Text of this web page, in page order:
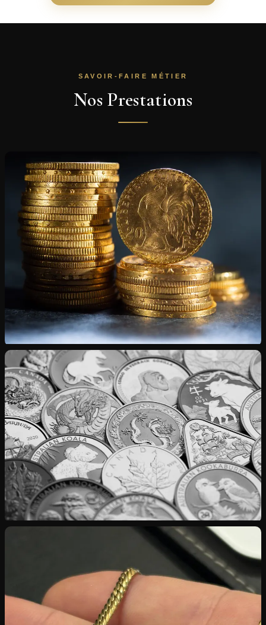
SAVOIR-FAIRE MÉTIER
Nos Prestations
Rachat d’Or
Bijoux, pièces, lingots — cours international appliqué
Investissement, couverts, pièces rares en 925‰